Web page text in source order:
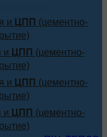
и ЦПП (цементно-
и ЦПП (цементно-
и ЦПП (цементно-
и ЦПП (цементно-